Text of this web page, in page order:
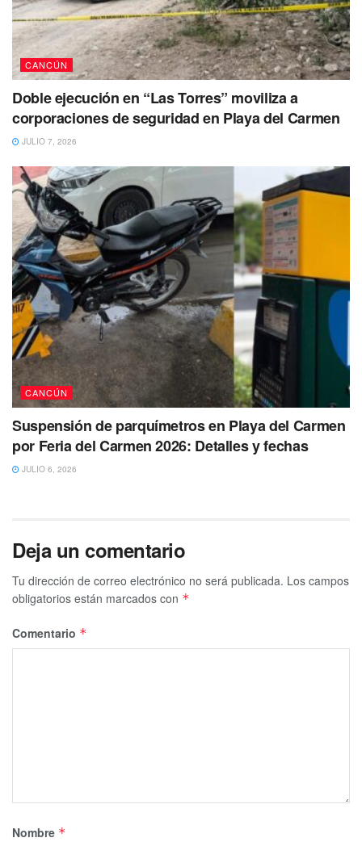
CANCÚN
Doble ejecución en “Las Torres” moviliza a
corporaciones de seguridad en Playa del Carmen
JULIO 7, 2026
CANCÚN
Suspensión de parquímetros en Playa del Carmen
por Feria del Carmen 2026: Detalles y fechas
JULIO 6, 2026
Deja un comentario
Tu dirección de correo electrónico no será publicada. Los campos
obligatorios están marcados con *
Comentario *
Nombre *